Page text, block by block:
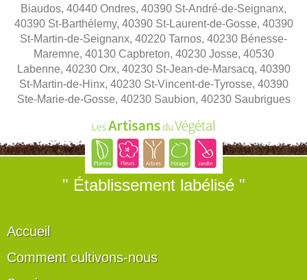
Biaudos, 40440 Ondres, 40390 St-André-de-Seignanx,
40390 St-Barthélemy, 40390 St-Laurent-de-Gosse, 40390
St-Martin-de-Seignanx, 40220 Tarnos, 40230 Bénesse-
Maremne, 40130 Capbreton, 40230 Josse, 40530
Labenne, 40230 Orx, 40230 St-Jean-de-Marsacq, 40390
St-Martin-de-Hinx, 40230 St-Vincent-de-Tyrosse, 40390
Ste-Marie-de-Gosse, 40230 Saubion, 40230 Saubrigues
" Établissement labélisé "
Accueil
Comment cultivons-nous